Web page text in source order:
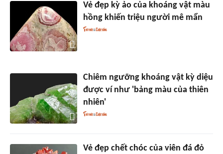
Vẻ đẹp kỳ ảo của khoáng vật màu
hồng khiến triệu người mê mẩn
Chiêm ngưỡng khoáng vật kỳ diệu
được ví như 'bảng màu của thiên
nhiên'
Vẻ đẹp chết chóc của viên đá đỏ